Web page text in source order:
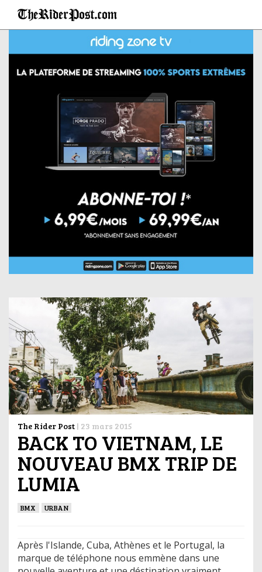
The Rider Post | 23 mars 2015
BACK TO VIETNAM, LE
NOUVEAU BMX TRIP DE
LUMIA
BMX URBAN
Après l'Islande, Cuba, Athènes et le Portugal, la
marque de téléphone nous emmène dans une